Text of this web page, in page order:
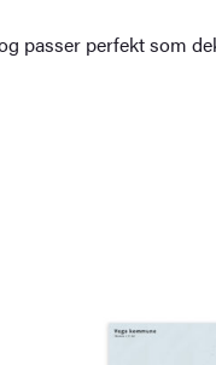
passer perfekt som